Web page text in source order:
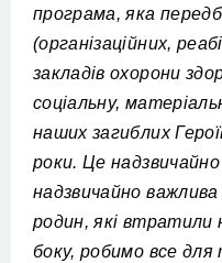
програма, яка
(організаційних,
закладів охорони
соціальну,
наших загиблих
роки. Це
надзвичайно
родин, які втратили
боку, робимо все